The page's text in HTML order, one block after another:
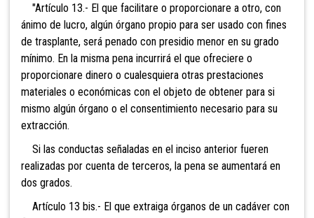
"Artículo 13.- El que facilitare o proporcionare a otro, con
ánimo de lucro, algún órgano propio para ser usado con fines
de trasplante, será penado con presidio menor en su grado
mínimo. En la misma pena incurrirá el que ofreciere o
proporcionare dinero o cualesquiera otras prestaciones
materiales o económicas con el objeto de obtener para si
mismo algún órgano o el consentimiento necesario para su
extracción.
Si las conductas señaladas en el inciso anterior fueren
realizadas por cuenta de terceros, la pena se aumentará en
dos grados.
Artículo 13 bis.- El que extraiga órganos de un cadáver con